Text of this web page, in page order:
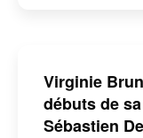
Virginie
débuts de
Sébastien